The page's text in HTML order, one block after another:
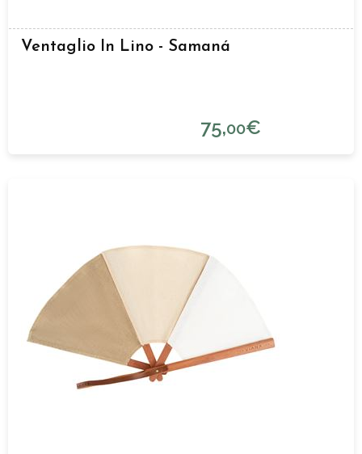
Ventaglio In Lino - Samaná
75,00€